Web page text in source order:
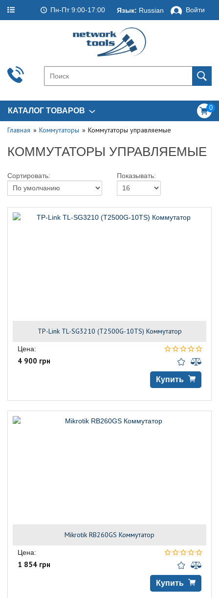
Пн-Пт 9:00-17:00 Язык: Russian Войти
КАТАЛОГ ТОВАРОВ 0
Главная Коммутаторы Коммутаторы управляемые
КОММУТАТОРЫ УПРАВЛЯЕМЫЕ
Сортировать: Показывать:
TP-Link TL-SG3210 (T2500G-10TS) Коммутатор
Цена:
4 900 грн
Купить
Mikrotik RB260GS Коммутатор
Цена:
1 854 грн
Купить